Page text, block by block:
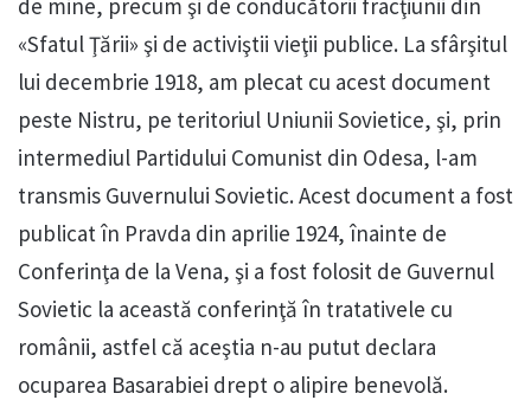
«Sfatul Ţării» şi de activiştii vieţii publice. La sfârşitul
lui decembrie 1918, am plecat cu acest document
peste Nistru, pe teritoriul Uniunii Sovietice, şi, prin
intermediul Partidului Comunist din Odesa, l-am
transmis Guvernului Sovietic. Acest document a fost
publicat în Pravda din aprilie 1924, înainte de
Conferinţa de la Vena, şi a fost folosit de Guvernul
Sovietic la această conferinţă în tratativele cu
românii, astfel că aceştia n-au putut declara
ocuparea Basarabiei drept o alipire benevolă.